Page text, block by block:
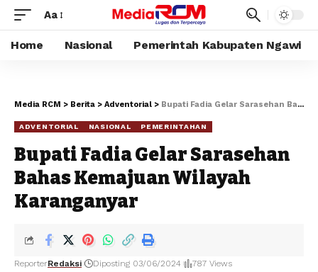
Aa
Home Nasional Pemerintah Kabupaten Ngawi
Media RCM > Berita > Adventorial > Bupati Fadia Gelar Sarasehan Bahas Kemajuan Wilayah Karanganyar
ADVENTORIAL NASIONAL PEMERINTAHAN
Bupati Fadia Gelar Sarasehan
Bahas Kemajuan Wilayah
Karanganyar
ReporterRedaksi Diposting 03/06/2024 787 Views